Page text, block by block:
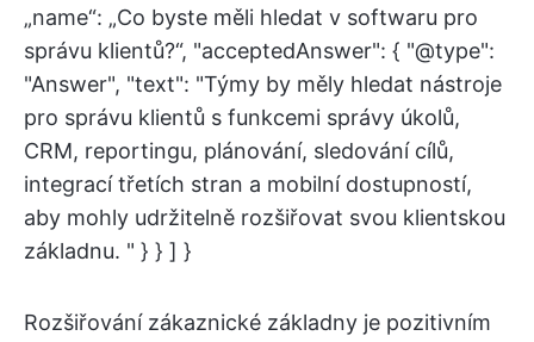
„name“: „Co byste měli hledat v softwaru pro
správu klientů?“, "acceptedAnswer": { "@type":
"Answer", "text": "Týmy by měly hledat nástroje
pro správu klientů s funkcemi správy úkolů,
CRM, reportingu, plánování, sledování cílů,
integrací třetích stran a mobilní dostupností,
aby mohly udržitelně rozšiřovat svou klientskou
základnu. " } } ] }
Rozšiřování zákaznické základny je pozitivním